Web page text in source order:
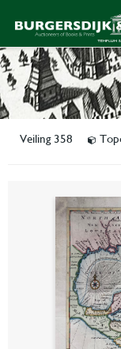
Veiling 358